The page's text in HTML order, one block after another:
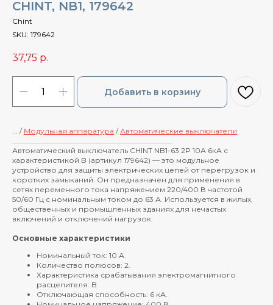
CHINT, NB1, 179642
Chint
SKU: 179642
37,75 р.
Добавить в корзину
... / Модульная аппаратура / Автоматические выключатели
Автоматический выключатель CHINT NB1-63 2P 10А 6кА с
характеристикой B (артикул 179642) — это модульное
устройство для защиты электрических цепей от перегрузок и
коротких замыканий. Он предназначен для применения в
сетях переменного тока напряжением 220/400 В частотой
50/60 Гц с номинальным током до 63 А. Используется в жилых,
общественных и промышленных зданиях для нечастых
включений и отключений нагрузок.
Основные характеристики
Номинальный ток: 10 А.
Количество полюсов: 2.
Характеристика срабатывания электромагнитного
расцепителя: B.
Отключающая способность: 6 кА.